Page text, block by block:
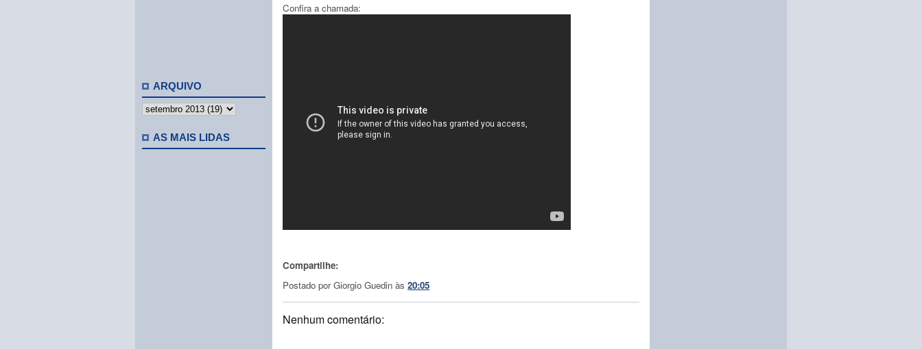
ARQUIVO
AS MAIS LIDAS
Confira a chamada:
Compartilhe:
Postado porGiorgio Guedin às 20:05
Nenhum comentário: